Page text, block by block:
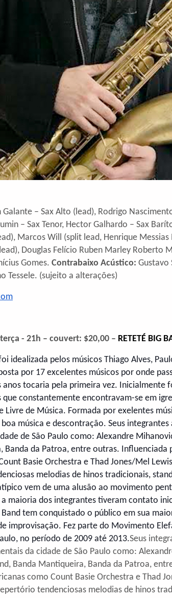
Galante – Sax Alto (lead), Rodrigo
– Sax Tenor, Hector Galhardo – Sax
Marcos Will (split lead, Henrique Messias
Douglas Felício Ruben Marley Roberto
Gomes. Contrabaixo Acústico: Gustavo
Tessele. (sujeito a alterações)
- 21h – couvert: $20,00 – RETETÉ BIG
idealizada pelos músicos Thiago Alves,
por 17 excelentes músicos por onde
anos tocaria pela primeira vez. Inicialmente
que constantemente encontravam-se em
Livre de Música. Formada por exelentes
música e descontração. Seus
de São Paulo como: Alexandre
Banda da Patroa, entre outras. Influenciada
Basie Orchestra e Thad Jones/Mel
melodias de hinos tradicionais,
vem de uma alusão ao movimento
a maioria dos integrantes tiveram contato
Band tem conquistado o público em sua
improvisação. Fez parte do Movimento
no período de 2009 até 2013.Seus
da cidade de São Paulo como:
Banda Mantiqueira, Banda da Patroa,
como Count Basie Orchestra e Thad
tendenciosas melodias de hinos